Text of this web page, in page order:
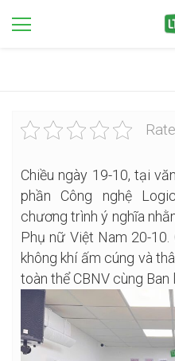
Chiều ngày 19-10, tại
phần Công nghệ
chương trình ý nghĩa
Phụ nữ Việt Nam 20-
không khí ấm cúng và
toàn thể CBNV cùng Ban